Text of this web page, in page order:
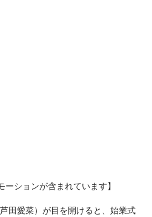
ションが含まれています】
田愛菜）が目を開けると、始業式